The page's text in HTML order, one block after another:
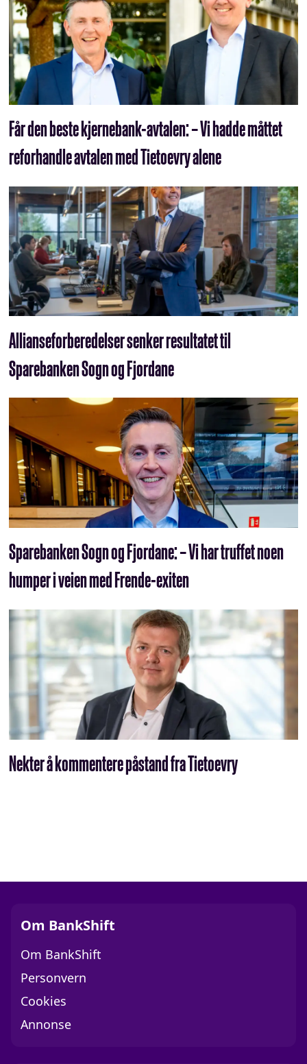
Får den beste kjernebank-avtalen: – Vi hadde måttet
reforhandle avtalen med Tietoevry alene
Allianseforberedelser senker resultatet til
Sparebanken Sogn og Fjordane
Sparebanken Sogn og Fjordane: – Vi har truffet noen
humper i veien med Frende-exiten
Nekter å kommentere påstand fra Tietoevry
Om BankShift
Om BankShift
Personvern
Cookies
Annonse